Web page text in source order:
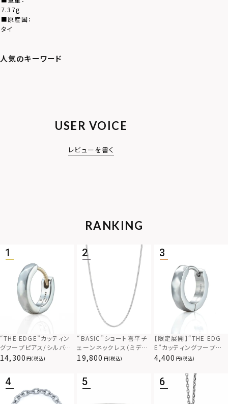
7.37g
■原産国：
タイ
USER VOICE
レビューを書く
RANKING
“THE EDGE”カッティン
グフープピアス/シルバー
925
14,300 (税込)
“BASIC”ショート喜平チ
ェーンネックレス（ミディ
アム）/シルバー925
19,800 (税込)
【限定展開】“THE EDG
E”カッティングフープピ
アス/サージカルステンレ
4,400 (税込)